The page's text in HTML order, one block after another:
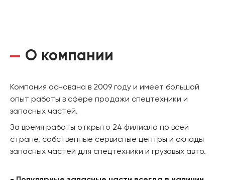
О компании
Компания основана в 2009 году и имеет большой
опыт работы в сфере продажи спецтехники и
запасных частей.
За время работы открыто 24 филиала по всей
стране, собственные сервисные центры и склады
запасных частей для спецтехники и грузовых авто.